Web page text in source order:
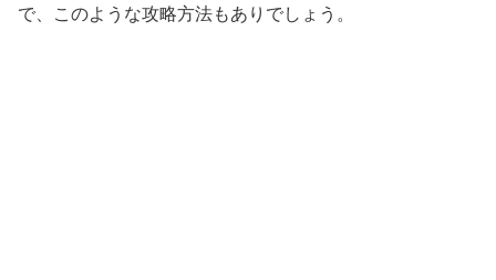
で、このような攻略方法もありでしょう。